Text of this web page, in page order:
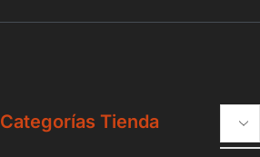
Categorías Tienda